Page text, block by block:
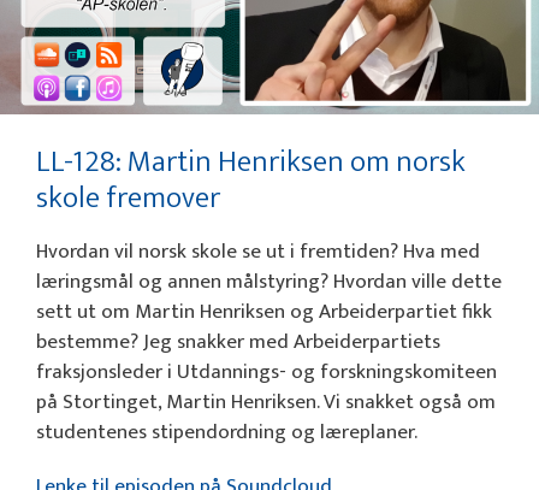
LL-128: Martin Henriksen om norsk
skole fremover
Hvordan vil norsk skole se ut i fremtiden? Hva med
læringsmål og annen målstyring? Hvordan ville dette
sett ut om Martin Henriksen og Arbeiderpartiet fikk
bestemme? Jeg snakker med Arbeiderpartiets
fraksjonsleder i Utdannings- og forskningskomiteen
på Stortinget, Martin Henriksen. Vi snakket også om
studentenes stipendordning og læreplaner.